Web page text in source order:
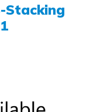
Stacking